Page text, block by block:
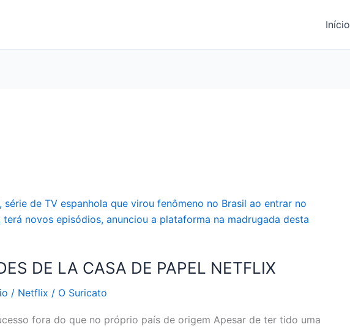
Início
DE LA CASA DE PAPEL NETFLIX
/ Netflix / O Suricato
fora do que no próprio país de origem Apesar de ter tido uma